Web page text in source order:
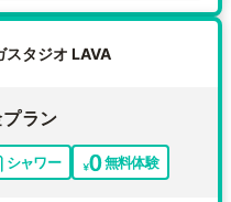
スタジオ LAVA
ラン
シャワー 無料体験